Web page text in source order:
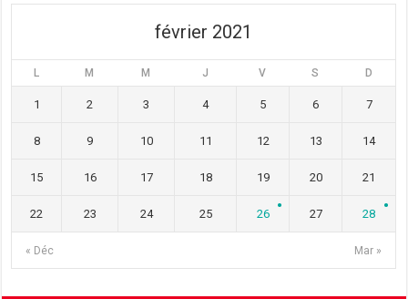
février 2021
L M M J V S D
« Déc Mar »
1 2 3 4 5 6 7
8 9 10 11 12 13 14
15 16 17 18 19 20 21
22 23 24 25 26 27 28